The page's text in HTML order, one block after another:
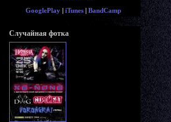
GooglePlay | iTunes | BandCamp
Случайная фотка